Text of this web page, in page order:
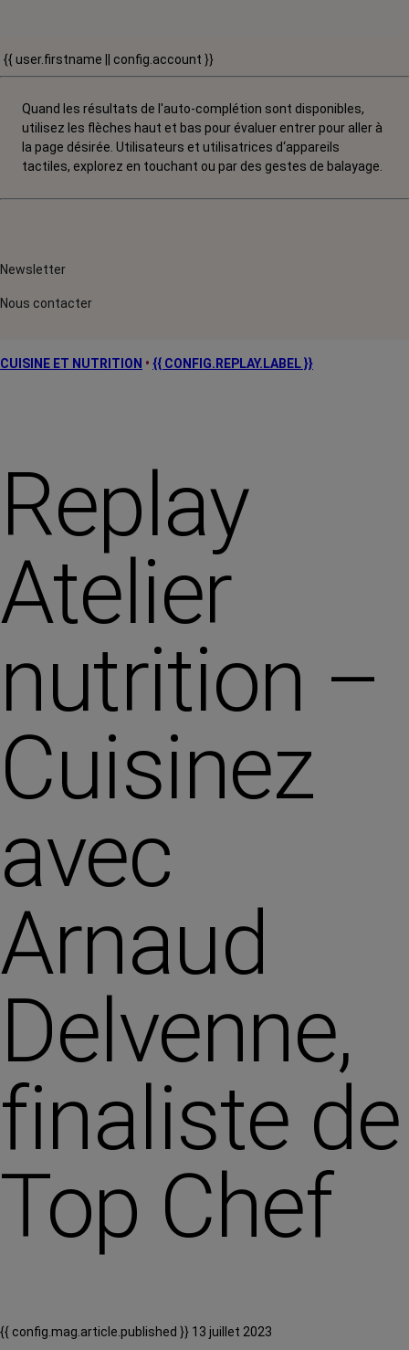
{{ user.firstname || config.account }}
Quand les résultats de l'auto-complétion sont disponibles,
utilisez les flèches haut et bas pour évaluer entrer pour aller à
la page désirée. Utilisateurs et utilisatrices d‘appareils
tactiles, explorez en touchant ou par des gestes de balayage.
Newsletter
Nous contacter
CUISINE ET NUTRITION • {{ CONFIG.REPLAY.LABEL }}
Replay
Atelier
nutrition –
Cuisinez
avec
Arnaud
Delvenne,
finaliste de
Top Chef
{{ config.mag.article.published }} 13 juillet 2023